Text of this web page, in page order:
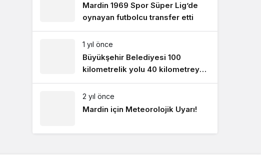
Mardin 1969 Spor Süper Lig’de
oynayan futbolcu transfer etti
1 yıl önce
Büyükşehir Belediyesi 100
kilometrelik yolu 40 kilometreye
düşürecek !
2 yıl önce
Mardin için Meteorolojik Uyarı!